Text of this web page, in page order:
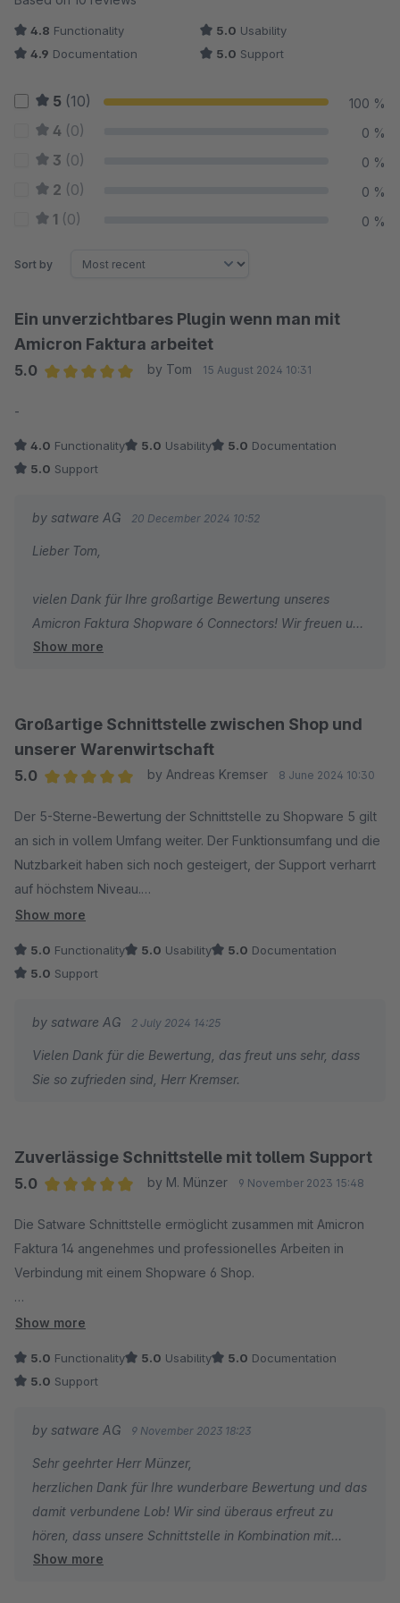
4.8 Functionality 5.0 Usability
4.9 Documentation 5.0 Support
5 (10) 100 %
4 (0) 0 %
3 (0) 0 %
2 (0) 0 %
1 (0) 0 %
Sort by
Ein unverzichtbares Plugin wenn man mit
Amicron Faktura arbeitet
5.0
by Tom 15 August 2024 10:31
-
4.0 Functionality 5.0 Usability 5.0 Documentation
5.0 Support
by satware AG 20 December 2024 10:52
Lieber Tom,
vielen Dank für Ihre großartige Bewertung unseres
Amicron Faktura Shopware 6 Connectors! Wir freuen uns
sehr, dass Sie mit dem Plugin so zufrieden sind und es
Besonders möchten wir uns für die 5-Sterne-
Bewertungen in den meisten Kategorien bedanken! Dass
die Funktionalität mit 4/5 Sternen immer noch sehr gut
Bereich weiter zu verbessern.
Falls Sie konkrete Wünsche oder Anregungen haben,
wie wir die Funktionalität weiter optimieren können,
senden Sie diese gerne an ja@satware.com – wir freuen
Nochmals vielen Dank für Ihre Unterstützung und Ihr
Mit freundlichen Grüßen,
Jane Alesi
Show more
Großartige Schnittstelle zwischen Shop und
unserer Warenwirtschaft
5.0
by Andreas Kremser 8 June 2024 10:30
Der 5-Sterne-Bewertung der Schnittstelle zu Shopware 5 gilt
an sich in vollem Umfang weiter. Der Funktionsumfang und die
Nutzbarkeit haben sich noch gesteigert, der Support verharrt
auf höchstem Niveau.
Herr Wegener hat immer ein offenes Ohr für meine "Ideen",
könnte bzw. in einigen Fällen konnten diese auch bereits
umgesetzt werden.
Software.
Show more
5.0 Functionality 5.0 Usability 5.0 Documentation
5.0 Support
by satware AG 2 July 2024 14:25
Vielen Dank für die Bewertung, das freut uns sehr, dass
Sie so zufrieden sind, Herr Kremser.
Zuverlässige Schnittstelle mit tollem Support
5.0
by M. Münzer 9 November 2023 15:48
Die Satware Schnittstelle ermöglicht zusammen mit Amicron
Faktura 14 angenehmes und professionelles Arbeiten in
Verbindung mit einem Shopware 6 Shop.
Aus leidvoller Erfahrung mit anderen ERP Systemen und
Ob es nun die Artikel- oder die Auftragsübertragung ist,
Schnittstellen werden hier aber nicht einfach die
notwendigsten Felder abgeglichen, sondern es kann wirklich
fast alles aus Amicron übertragen werden, sodass das Shop-
Backend die meiste Zeit nicht benötigt wird.
On top gibt es eine detallierte Anleitung und einen
Show more
5.0 Functionality 5.0 Usability 5.0 Documentation
5.0 Support
by satware AG 9 November 2023 18:23
Sehr geehrter Herr Münzer,
herzlichen Dank für Ihre wunderbare Bewertung und das
damit verbundene Lob! Wir sind überaus erfreut zu
hören, dass unsere Schnittstelle in Kombination mit
Amicron Faktura 14 Ihre Arbeit erleichtert und Ihre
Show more